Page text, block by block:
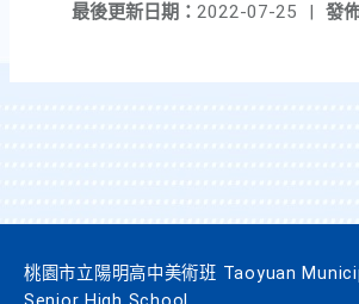
發
最後更新日期： 2022-07-25
|
桃園市立陽明高中美術班 Taoyuan